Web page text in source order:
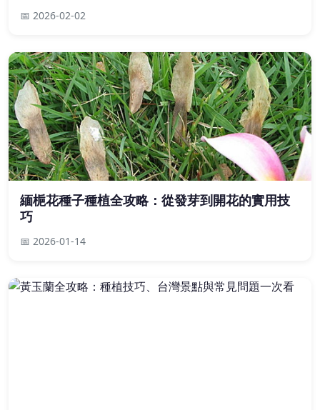
📅 2026-02-02
緬梔花種子種植全攻略：從發芽到開花的實用技
巧
📅 2026-01-14